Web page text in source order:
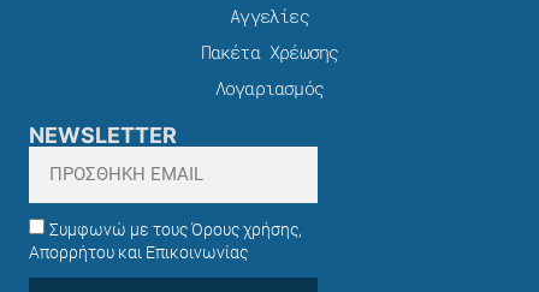
Αγγελίες
Πακέτα Χρέωσης​
Λογαριασμός
NEWSLETTER
Συμφωνώ με τους Όρους χρήσης,
Απορρήτου και Επικοινωνίας